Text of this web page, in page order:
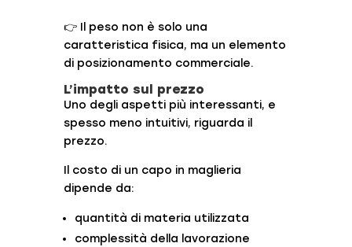
👉 Il peso non è solo una
caratteristica fisica, ma un elemento
di posizionamento commerciale.
L’impatto sul prezzo
Uno degli aspetti più interessanti, e
spesso meno intuitivi, riguarda il
prezzo.
Il costo di un capo in maglieria
dipende da:
quantità di materia utilizzata
complessità della lavorazione